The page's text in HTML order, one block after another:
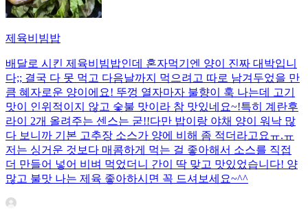
제육비빔밥
배달로 시킨 제육비빔밥인데 혼자먹기엔 양이 진짜 대박입니
다;; 결국 다 못 먹고 다음날까지 먹으려고 따로 남겨두었을 만
큼 혜자로운 양이에요! 뚜껑 열자마자 불향이 훅 나는데 고기
맛이 인위적이지 않고 숯불 맛이라 참 맛있네요~!특히 계란후
라이 2개 올려주는 센스는 굳!! ​다만 밥이랑 야채 양이 워낙 많
다 보니까 기본 고추장 소스가 양에 비해 좀 적더라고요ㅠ.ㅠ
저는 싱거운 것보다 매콤하게 먹는 걸 좋아해서 소스를 직접
더 만들어 넣어 비벼 먹었더니 간이 딱 맞고 맛있었습니다! 양
많고 불맛 나는 제육 좋아하시면 꼭 드셔보세요~^^